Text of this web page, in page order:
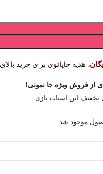
، هدیه جاپاتوی برای خرید بالای ۲/۵ میلیون تومان
از فروش ویژه جا نمونی!
تخفیف این اسباب بازی
موجود شد